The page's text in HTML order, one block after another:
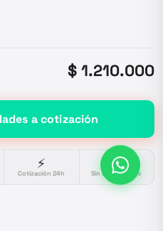
$ 1.210.000
a cotización
⚡
Cotización 24h
🔒
Sin compromiso